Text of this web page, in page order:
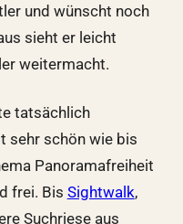
und wünscht noch
sieht er leicht
weitermacht.
tatsächlich
sehr schön wie bis
Panoramafreiheit
frei. Bis Sightwalk,
Suchriese aus